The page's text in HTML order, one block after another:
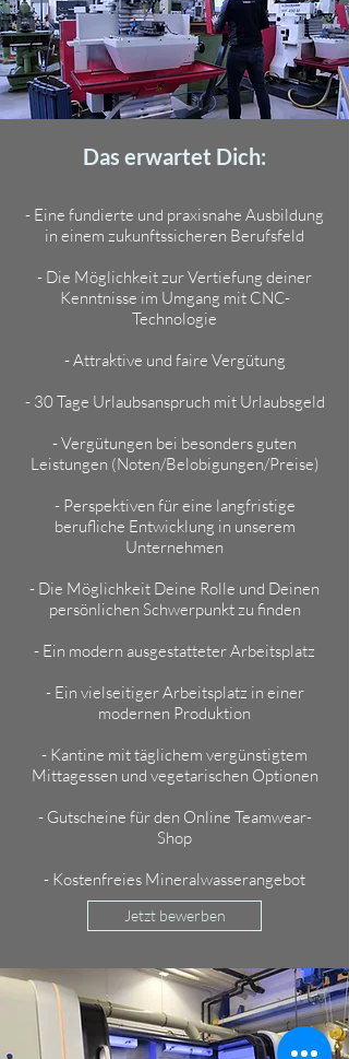
Das erwartet Dich:
- Eine fundierte und praxisnahe Ausbildung
in einem zukunftssicheren Berufsfeld
- Die Möglichkeit zur Vertiefung deiner
Kenntnisse im Umgang mit CNC-
Technologie
- Attraktive und faire Vergütung
- 30 Tage Urlaubsanspruch mit Urlaubsgeld
- Vergütungen bei besonders guten
Leistungen (Noten/Belobigungen/Preise)
- Perspektiven für eine langfristige
berufliche Entwicklung in unserem
Unternehmen
- Die Möglichkeit Deine Rolle und Deinen
persönlichen Schwerpunkt zu finden
- Ein modern ausgestatteter Arbeitsplatz
- Ein vielseitiger Arbeitsplatz in einer
modernen Produktion
- Kantine mit täglichem vergünstigtem
Mittagessen und vegetarischen Optionen
- Gutscheine für den Online Teamwear-
Shop​
- Kostenfreies Mineralwasserangebot
Jetzt bewerben